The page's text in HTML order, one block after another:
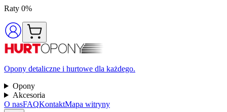
Raty 0%
Opony detaliczne i hurtowe dla każdego.
Opony
Akcesoria
O nasFAQKontaktMapa witryny